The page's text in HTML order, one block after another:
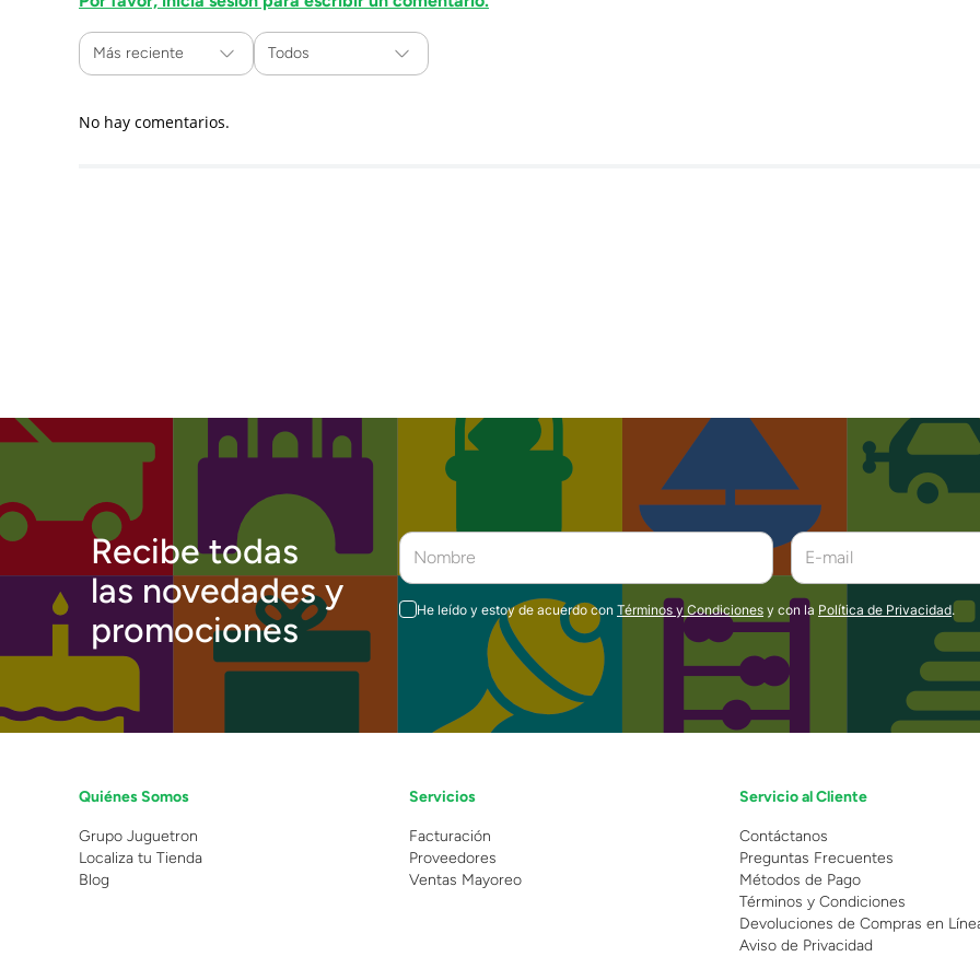
Más reciente Todos
No hay comentarios.
Recibe todas
las novedades y
promociones
He leído y estoy de acuerdo con Términos y Condiciones y con la Política de Privacidad.
Quiénes Somos
Grupo Juguetron
Localiza tu Tienda
Blog
Servicios
Facturación
Proveedores
Ventas Mayoreo
Servicio al Cliente
Contáctanos
Preguntas Frecuentes
Métodos de Pago
Términos y Condiciones
Devoluciones de Compras en
Aviso de Privacidad